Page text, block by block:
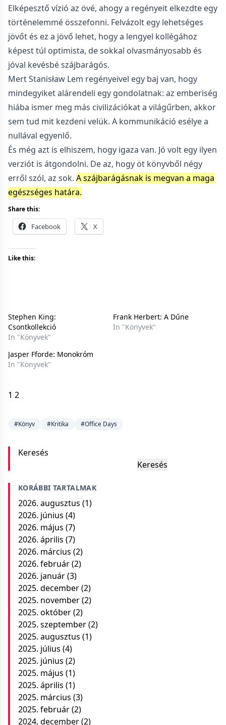
Elképesztő vízió az övé, ahogy a regényeit elkezdte egy
történelemmé összefonni. Felvázolt egy lehetséges
jövőt és ez a jövő lehet, hogy a lengyel kollégához
képest túl optimista, de sokkal olvasmányosabb és
jóval kevésbé szájbarágós.
Mert Stanisław Lem regényeivel egy baj van, hogy
mindegyiket alárendeli egy gondolatnak: az emberiség
hiába ismer meg más civilizációkat a világűrben, akkor
sem tud mit kezdeni velük. A kommunikáció esélye a
nullával egyenlő.
És még azt is elhiszem, hogy igaza van. Jó volt egy ilyen
verziót is átgondolni. De az, hogy öt könyvből négy
erről szól, az sok. A szájbarágásnak is megvan a maga
egészséges határa.
Share this:
Facebook X
Like this:
Stephen King:
Csontkollekció
In "Könyvek"
Frank Herbert: A Dűne
In "Könyvek"
Jasper Fforde: Monokróm
In "Könyvek"
1 2
#Könyv #Kritika #Office Days
Keresés
Keresés
KORÁBBI TARTALMAK
2026. augusztus (1)
2026. június (4)
2026. május (7)
2026. április (7)
2026. március (2)
2026. február(2)
2026. január(3)
2025. december(2)
2025. november(2)
2025. október(2)
2025. szeptember(2)
2025. augusztus (1)
2025. július (4)
2025. június (2)
2025. május (1)
2025. április (1)
2025. március (3)
2025. február(2)
2024. december(2)